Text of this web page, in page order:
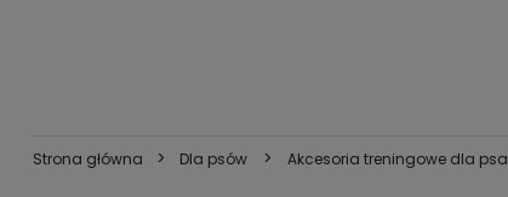
Strona główna > Dla psów > Akcesoria treningowe dla psa